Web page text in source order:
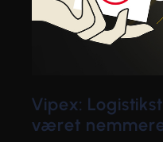
Vipex:
været